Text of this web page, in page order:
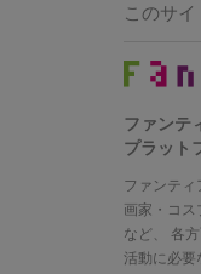
このサ
ファンテ
プラット
ファンティ
画家・コス
など、
各
活動に必要